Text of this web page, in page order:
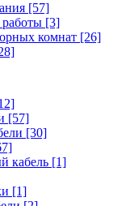
[57]
[3]
комнат [26]
[57]
[30]
кабель [1]
[1]